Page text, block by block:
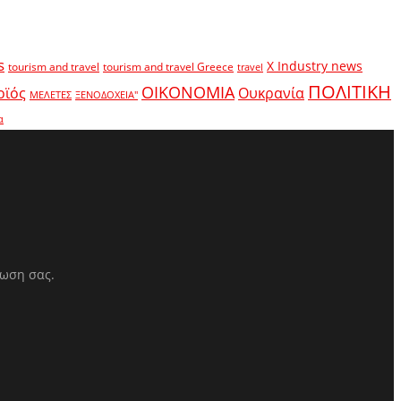
tourism and travel tourism and travel Greece travel X Industry news
ΜΕΛΕΤΕΣ ΞΕΝΟΔΟΧΕΙΑ" ΟΙΚΟΝΟΜΙΑ Ουκρανία ΠΟΛΙΤΙΚΗ
σας.